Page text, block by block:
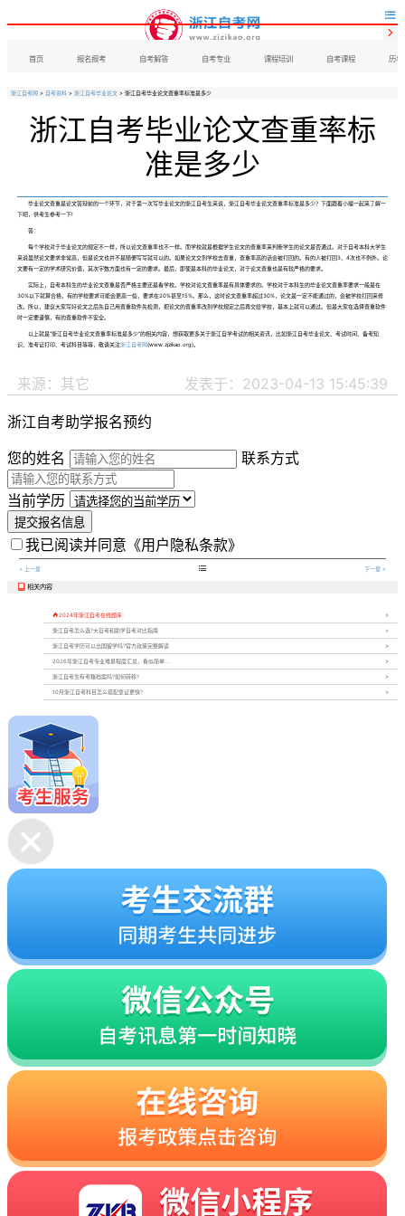

首页 报名报考 自考解答 自考专业 课程培训 自考课程 历年

浙江自考网 > 自考资料 > 浙江自考毕业论文 > 浙江自考毕业论文查重率标准是多少
浙江自考毕业论文查重率标
准是多少
毕业论文查重是论文答辩前的一个环节，对于第一次写毕业论文的浙江自考生来说，浙江自考毕业论文查重率标准是多少？下面跟着小编一起来了解一
下吧，供考生参考一下!
答：
每个学校对于毕业论文的规定不一样，所以论文查重率也不一样。而学校就是根据学生论文的查重率来判断学生的论文是否通过。对于自考本科大学生
来说虽然论文要求非常高，但是论文也并不是随便写写就可以的。如果论文交到学校去查重，查重率高的话会被打回的。有的人被打回3、4次也不例外。论
文要有一定的学术研究价值，其次字数方面也有一定的要求。最后，即使是本科的毕业论文，对于论文查重也是有较严格的要求。
实际上，自考本科生的毕业论文查重是否严格主要还是看学校。学校对论文查重率是有具体要求的。学校对于本科生的毕业论文查重率要求一般是在
30%以下就算合格，有的学校要求可能会更高一些，要求在20%甚至15%。那么，这时论文查重率超过30%，论文是一定不能通过的，会被学校打回来修
改。所以，建议大家写好论文之后先自己用查重软件先检测，把论文的查重率改到学校规定之后再交给学校，基本上就可以通过。但是大家在选择查重软件
时一定要谨慎，有的查重软件不安全。
以上就是“浙江自考毕业论文查重率标准是多少”的相关内容，想获取更多关于浙江自学考试的相关资讯，比如浙江自考毕业论文、考试时间、备考知
识、准考证打印、考试科目等等，敬请关注浙江自考网(www.zjzikao.org)。
来源：其它 发表于：2023-04-13 15:45:39
浙江自考助学报名预约
您的姓名
联系方式
当前学历
提交报名信息
我已阅读并同意 《用户隐私条款》
< 上一章  下一章 >
 相关内容
2024年浙江自考在线题库
浙江自考怎么选?大自考和助学自考对比指南
浙江自考学历可以出国留学吗?官方政策完整解读
2026年浙江自考专业难易程度汇总，看似简单...
浙江自考生有考籍档案吗?如何转移?
10月浙江自考科目怎么搭配拿证更快?